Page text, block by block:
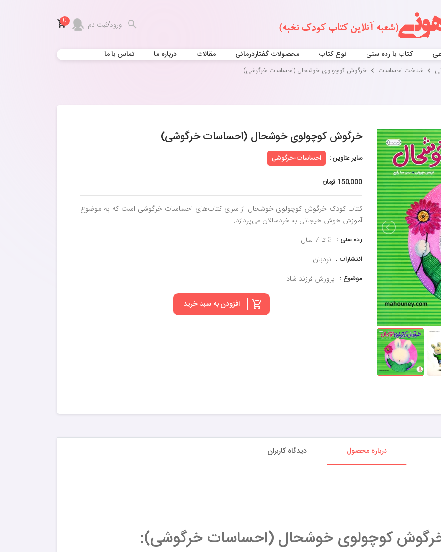
ورود/ثبت نام 0
کتاب با رده سنی نوع کتاب محصولات گفتاردرمانی مقالات درباره ما تماس با ما
شناخت احساسات خرگوش کوچولوی خوشحال (احساسات خرگوشی)
خرگوش کوچولوی خوشحال (احساسات خرگوشی)
سایر عناوین : احساسات-خرگوشی
150,000 تومان
کتاب کودک خرگوش کوچولوی خوشحال از سری کتاب‌های احساسات خرگوشی است که به موضوع
آموزش هوش هیجانی به خردسالان می‌پردازد.
رده سنی : 3 تا 7 سال
انتشارات : نردبان
موضوع : پرورش فرزند شاد
افزودن به سبد خرید
درباره محصول دیدگاه کاربران
کوچولوی خوشحال (احساسات خرگوشی):